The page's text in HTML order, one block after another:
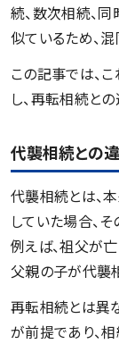
続、数次相続、
似ているため、混
この記事では、
し、再転相続と
代襲相続との
代襲相続とは、
していた場合、
例えば、祖父が
父親の子が代襲
再転相続とは異
が前提であり、